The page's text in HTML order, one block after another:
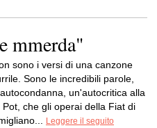
mmerda"
sono i versi di una canzone
Sono le incredibili parole,
un'autocritica alla
Pot, che gli operai della Fiat di
Leggere il seguito